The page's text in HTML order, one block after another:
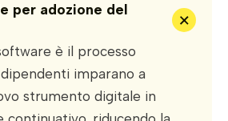
per adozione del
+
è il processo
imparano a
strumento digitale in